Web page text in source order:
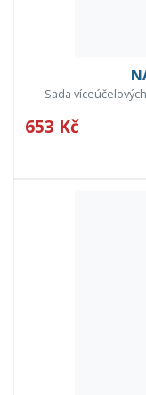
Sada
653 Kč